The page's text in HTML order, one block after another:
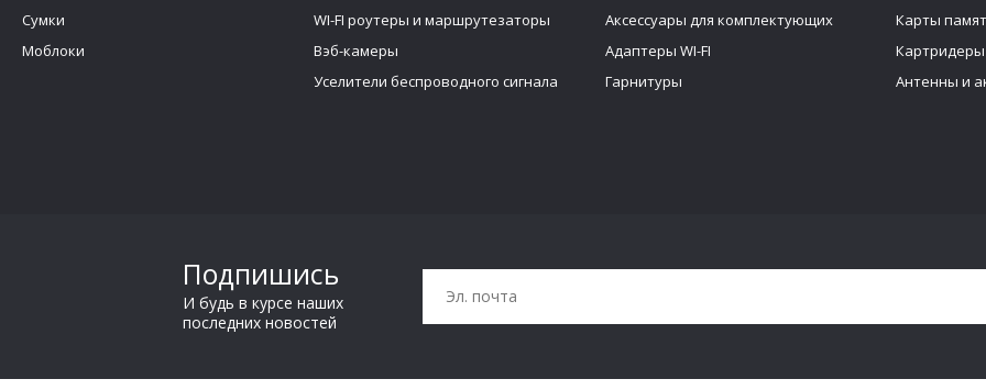
Сумки
Моблоки
WI-FI роутеры и маршрутезаторы
Вэб-камеры
Уселители беспроводного сигнала
Аксессуары для комплектующих
Адаптеры WI-FI
Гарнитуры
Карты
Картридеры
Антенны и
Подпишись
И будь в курсе наших
последних новостей